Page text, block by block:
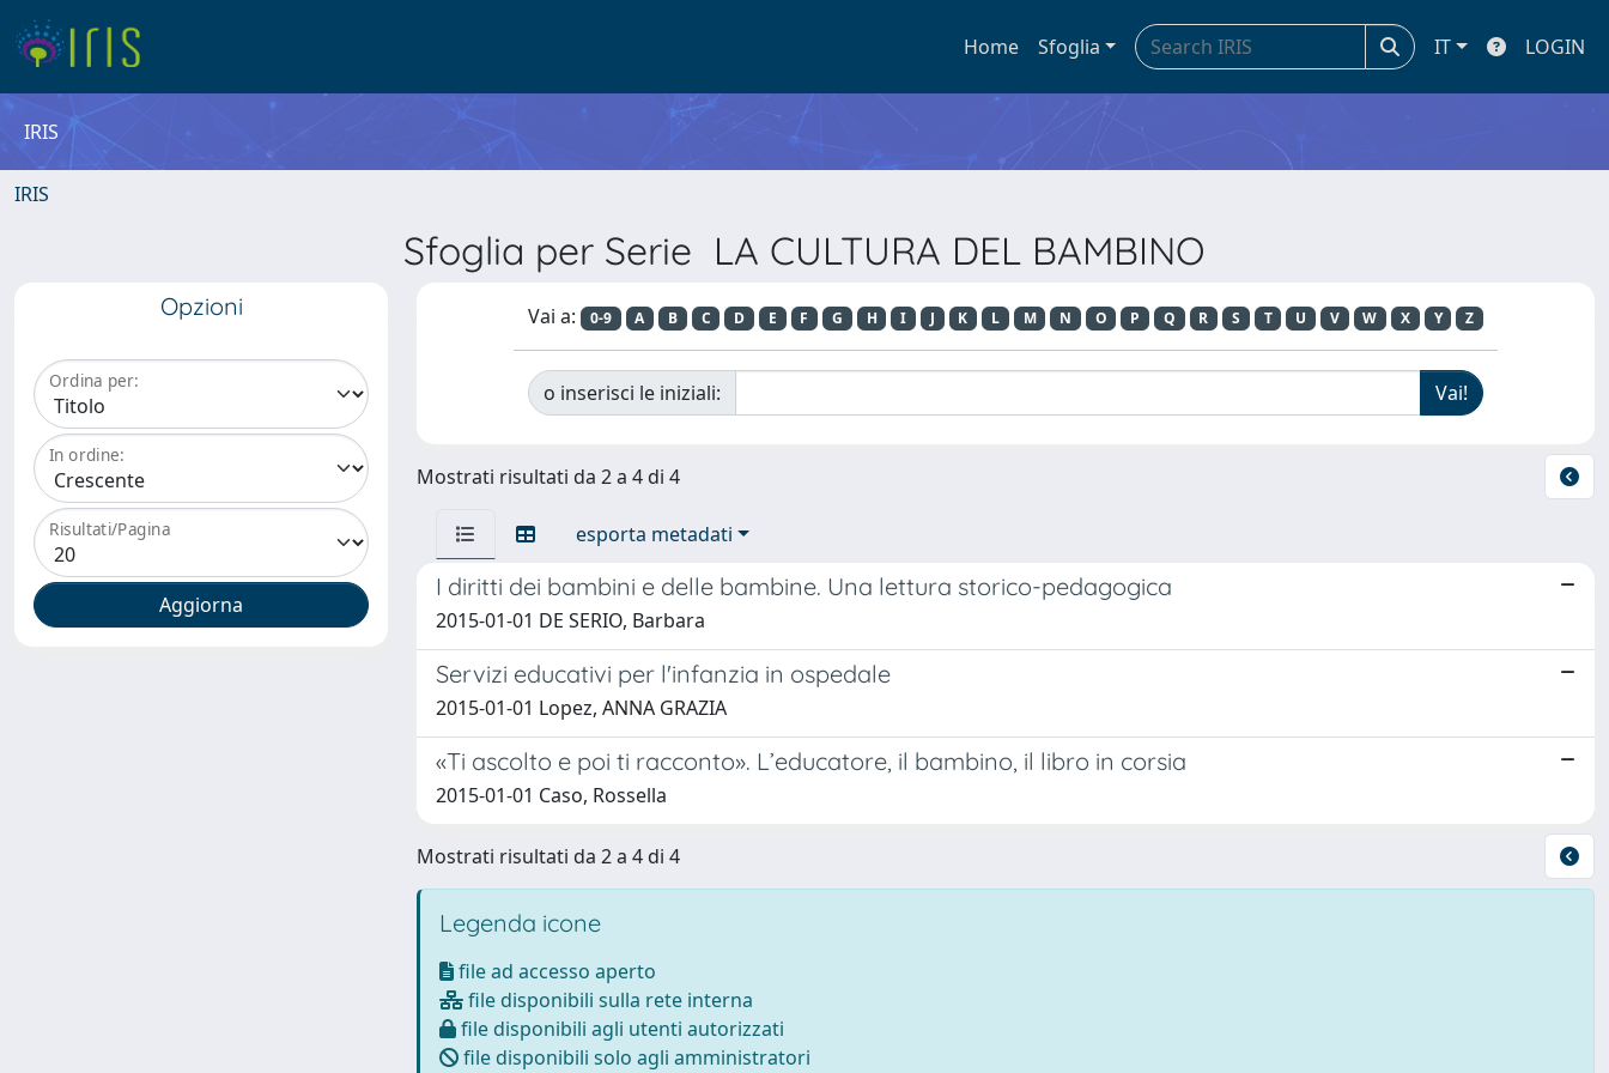
Home Sfoglia IT LOGIN
IRIS
IRIS
Sfoglia per Serie LA CULTURA DEL BAMBINO
Opzioni
Ordina per:
In ordine:
Risultati/Pagina
Vai a: 0-9 A B C D E F G H I J K L M N O P Q R S T U V W X Y Z
o inserisci le iniziali:
Mostrati risultati da 2 a 4 di 4
esporta metadati
I diritti dei bambini e delle bambine. Una lettura storico-pedagogica
2015-01-01 DE SERIO, Barbara
Servizi educativi per l'infanzia in ospedale
2015-01-01 Lopez, ANNA GRAZIA
«Ti ascolto e poi ti racconto». L’educatore, il bambino, il libro in corsia
2015-01-01 Caso, Rossella
Mostrati risultati da 2 a 4 di 4
Legenda icone
file ad accesso aperto
file disponibili sulla rete interna
file disponibili agli utenti autorizzati
file disponibili solo agli amministratori